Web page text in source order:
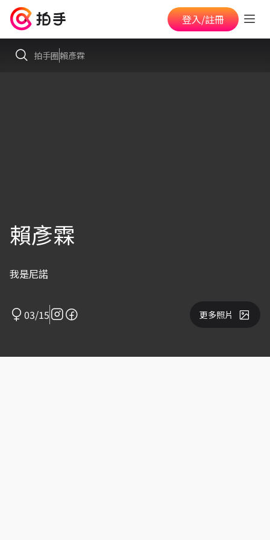
登入/註冊
拍手圈賴彥霖
賴彥霖
我是尼諾
03/15 更多照片